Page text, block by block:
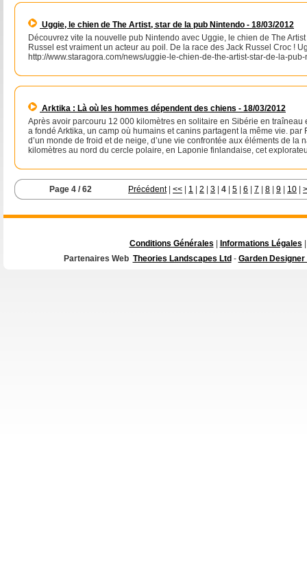
Uggie, le chien de The Artist, star de la pub Nintendo - 18/03/2012
Découvrez vite la nouvelle pub Nintendo avec Uggie, le chien de The
Russel est vraiment un acteur au poil. De la race des Jack Russel Croc !
http://www.staragora.com/news/uggie-le-chien-de-the-artist-star-de-la-
Arktika : Là où les hommes dépendent des chiens - 18/03/2012
Après avoir parcouru 12 000 kilomètres en solitaire en Sibérie en
a fondé Arktika, un camp où humains et canins partagent la même vie.
d’un monde de froid et de neige, d’une vie confrontée aux éléments de
kilomètres au nord du cercle polaire, en Laponie finlandaise, cet
Page 4 / 62 Précédent| << 1 2 3 4 5 6 7 8 9 10
Conditions Générales Informations Légales
Partenaires Web Theories Landscapes Ltd - Garden Designer